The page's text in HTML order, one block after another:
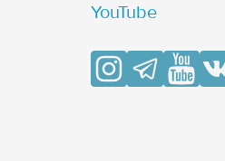
YouTube